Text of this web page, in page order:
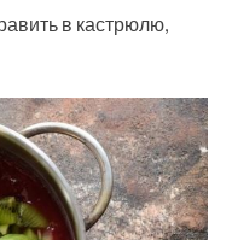
в кастрюлю,